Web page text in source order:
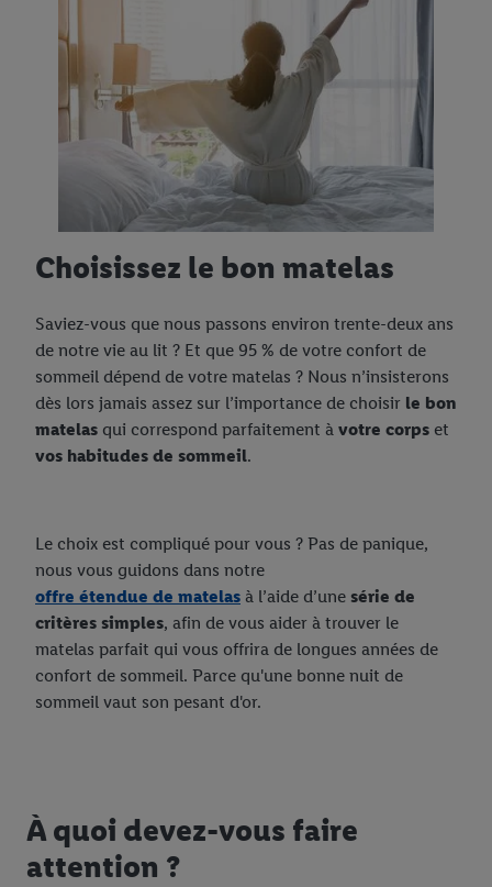
Choisissez le bon matelas
Saviez-vous que nous passons environ trente-deux ans
de notre vie au lit ? Et que 95 % de votre confort de
sommeil dépend de votre matelas ? Nous n’insisterons
dès lors jamais assez sur l’importance de choisir le bon
matelas qui correspond parfaitement à votre corps et
vos habitudes de sommeil.
Le choix est compliqué pour vous ? Pas de panique,
nous vous guidons dans notre
offre étendue de matelas à l’aide d’une série de
critères simples, afin de vous aider à trouver le
matelas parfait qui vous offrira de longues années de
confort de sommeil. Parce qu'une bonne nuit de
sommeil vaut son pesant d'or.
À quoi devez-vous faire
attention ?